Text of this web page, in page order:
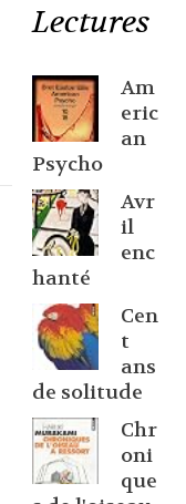
Lectures
Am
eric
an
Psycho
Avr
il
enc
hanté
Cen
t
ans
de solitude
Chr
oni
que